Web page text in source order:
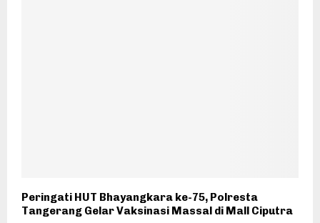
Peringati HUT Bhayangkara ke-75, Polresta
Tangerang Gelar Vaksinasi Massal di Mall Ciputra